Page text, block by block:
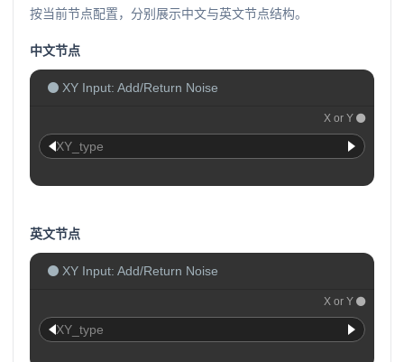
按当前节点配置，分别展示中文与英文节点结构。
中文节点
XY Input: Add/Return Noise
X or Y
XY_type
英文节点
XY Input: Add/Return Noise
X or Y
XY_type